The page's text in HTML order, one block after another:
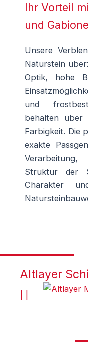
Ihr Vorteil
und
Unsere
Naturstein
Optik, hohe
und
behalten über
Farbigkeit. Die
exakte
Struktur der
Charakter
Altlayer